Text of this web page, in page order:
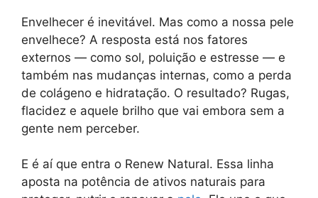
Envelhecer é inevitável. Mas como a nossa pele
envelhece? A resposta está nos fatores
externos — como sol, poluição e estresse — e
também nas mudanças internas, como a perda
de colágeno e hidratação. O resultado? Rugas,
flacidez e aquele brilho que vai embora sem a
gente nem perceber.
E é aí que entra o Renew Natural. Essa linha
aposta na potência de ativos naturais para